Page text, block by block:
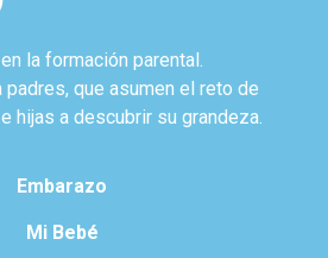
la formación parental.
padres, que asumen el reto de
hijas a descubrir su grandeza.
Embarazo
Mi Bebé